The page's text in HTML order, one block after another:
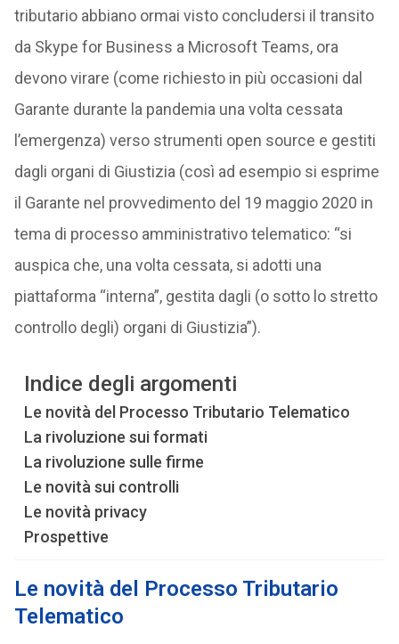
tributario abbiano ormai visto concludersi il transito
da Skype for Business a Microsoft Teams, ora
devono virare (come richiesto in più occasioni dal
Garante durante la pandemia una volta cessata
l’emergenza) verso strumenti open source e gestiti
dagli organi di Giustizia (così ad esempio si esprime
il Garante nel provvedimento del 19 maggio 2020 in
tema di processo amministrativo telematico: “si
auspica che, una volta cessata, si adotti una
piattaforma “interna”, gestita dagli (o sotto lo stretto
controllo degli) organi di Giustizia”).
Indice degli argomenti
Le novità del Processo Tributario Telematico
La rivoluzione sui formati
La rivoluzione sulle firme
Le novità sui controlli
Le novità privacy
Prospettive
Le novità del Processo Tributario
Telematico